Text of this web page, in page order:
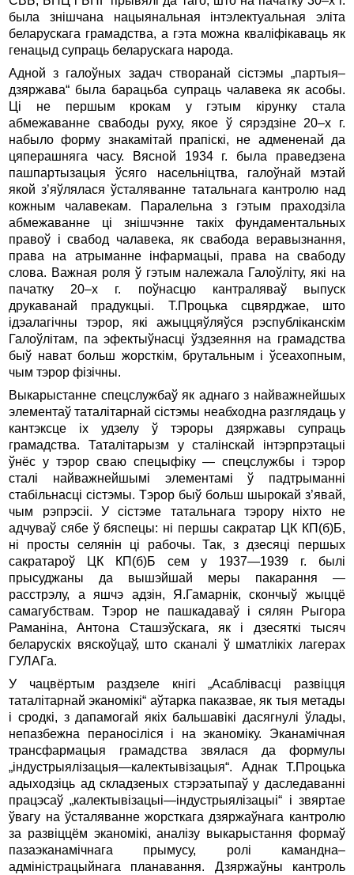
была знішчана нацыянальная інтэлектуальная эліта
беларускага грамадства, а гэта можна кваліфікаваць як
генацыд супраць беларускага народа.
Адной з галоўных задач створанай сістэмы „партыя–
дзяржава“ была барацьба супраць чалавека як асобы.
Ці не першым крокам у гэтым кірунку стала
абмежаванне свабоды руху, якое ў сярэдзіне 20–х г.
набыло форму знакамітай прапіскі, не адмененай да
цяперашняга часу. Вясной 1934 г. была праведзена
пашпартызацыя ўсяго насельніцтва, галоўнай мэтай
якой з’яўлялася ўсталяванне татальнага кантролю над
кожным чалавекам. Паралельна з гэтым праходзіла
абмежаванне ці знішчэнне такіх фундаментальных
правоў і свабод чалавека, як свабода веравы­знання,
права на атрыманне інфармацыі, права на свабоду
слова. Важная роля ў гэтым належала Галоўліту, які на
пачатку 20–х г. поўнасцю кантраляваў выпуск
друкаванай прадукцыі. Т.Процька сцвярджае, што
ідэалагічны тэрор, які ажыццяўляўся рэспубліканскім
Галоўлітам, па эфектыўнасці ўздзеяння на грамадства
быў нават больш жорсткім, брутальным і ўсеахопным,
чым тэрор фізічны.
Выкарыстанне спецслужбаў як аднаго з найважнейшых
элементаў таталітарнай сістэмы неабходна разглядаць у
кантэксце іх удзелу ў тэроры дзяржавы супраць
грамадства. Таталітарызм у сталінскай інтэрпрэтацыі
ўнёс у тэрор сваю спецыфіку — спецслужбы і тэрор
сталі найважнейшымі элементамі ў падтрыманні
стабільнасці сістэмы. Тэрор быў больш шырокай з’явай,
чым рэ­прэсіі. У сістэме татальнага тэрору ніхто не
адчуваў сябе ў бяспецы: ні першы сакратар ЦК КП(б)Б,
ні просты селянін ці рабочы. Так, з дзесяці першых
сакратароў ЦК КП(б)Б сем у 1937—1939 г. былі
прысуджаны да вышэйшай меры пакарання —
расстрэлу, а яшчэ адзін, Я.Гамарнік, скончыў жыццё
самагубствам. Тэрор не пашкадаваў і сялян Рыгора
Раманіна, Антона Сташэўскага, як і дзесяткі тысяч
беларускіх вяскоўцаў, што сканалі ў шматлікіх лагерах
ГУЛАГа.
У чацвёртым раздзеле кнігі „Асаблівасці развіцця
таталітарнай эканомікі“ аўтарка паказвае, як тыя метады
і сродкі, з дапамогай якіх бальшавікі дасягнулі ўлады,
непазбежна пераносіліся і на эканоміку. Эканамічная
трансфармацыя грамадства звялася да формулы
„індустрыялізацыя—калектывізацыя“. Аднак Т.Процька
адыходзіць ад складзеных стэрэатыпаў у даследаванні
працэсаў „калектывізацыі—індустрыялізацыі“ і звяртае
ўвагу на ўсталяванне жорсткага дзяржаўнага кантролю
за развіццём эканомікі, аналізу выкарыстання формаў
пазаэканамічнага прымусу, ролі камандна–
адміністрацыйнага планавання. Дзяржаўны кантроль